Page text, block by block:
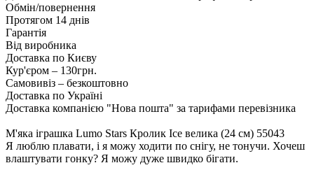
Обмін/повернення
Протягом 14 днів
Гарантія
Від виробника
Доставка по Києву
Кур'єром – 130грн.
Самовивіз – безкоштовно
Доставка по Україні
Доставка компанією "Нова пошта" за тарифами перевізника
М'яка іграшка Lumo Stars Кролик Ice велика (24 см) 55043
Я люблю плавати, і я можу ходити по снігу, не тонучи. Хочеш
влаштувати гонку? Я можу дуже швидко бігати.